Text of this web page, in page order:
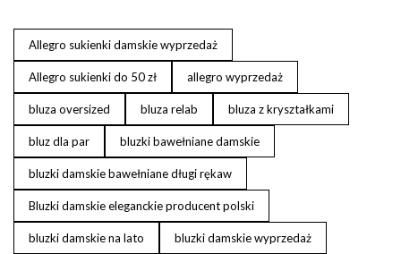
Allegro sukienki damskie wyprzedaż
Allegro sukienki do 50 zł allegro wyprzedaż
bluza oversized bluza relab bluza z kryształkami
bluz dla par bluzki bawełniane damskie
bluzki damskie bawełniane długi rękaw
Bluzki damskie eleganckie producent polski
bluzki damskie na lato bluzki damskie wyprzedaż